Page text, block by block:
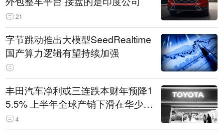
21
字节跳动推出大模型SeedRealtime
国产算力逻辑有望持续加强
丰田汽车净利或三连跌本财年预降1
5.5% 上半年全球产销下滑在华少卖
14.3万辆
4